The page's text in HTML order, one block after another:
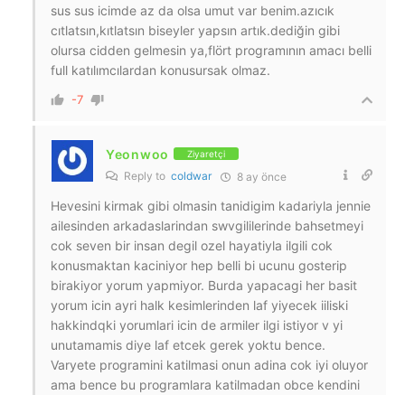
sus sus icimde az da olsa umut var benim.azıcık
cıtlatsın,kıtlatsın biseyler yapsın artık.dediğin gibi
olursa cidden gelmesin ya,flört programının amacı belli
full katılımcılardan konusursak olmaz.
-7
Yeonwoo Ziyaretçi
Reply to coldwar 8 ay önce
Hevesini kirmak gibi olmasin tanidigim kadariyla jennie
ailesinden arkadaslarindan swvgililerinde bahsetmeyi
cok seven bir insan degil ozel hayatiyla ilgili cok
konusmaktan kaciniyor hep belli bi ucunu gosterip
birakiyor yorum yapmiyor. Burda yapacagi her basit
yorum icin ayri halk kesimlerinden laf yiyecek iiliski
hakkindqki yorumlari icin de armiler ilgi istiyor v yi
unutamamis diye laf etcek gerek yoktu bence.
Varyete programini katilmasi onun adina cok iyi oluyor
ama bence bu programlara katilmadan obce kendini